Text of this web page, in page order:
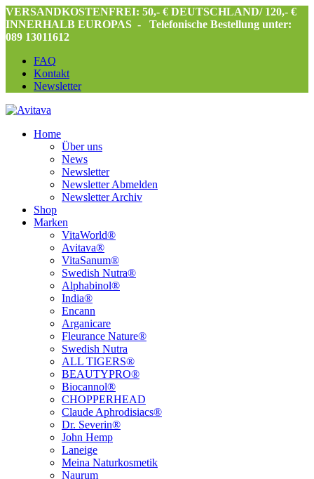
VERSANDKOSTENFREI: 50,- € DEUTSCHLAND/ 120,- €
INNERHALB EUROPAS -
Telefonische Bestellung unter:
089 13011612
FAQ
Kontakt
Newsletter
Home
Über uns
News
Newsletter
Newsletter Abmelden
Newsletter Archiv
Shop
Marken
VitaWorld®
Avitava®
VitaSanum®
Swedish Nutra®
Alphabinol®
India®
Encann
Arganicare
Fleurance Nature®
Swedish Nutra
ALL TIGERS®
BEAUTYPRO®
Biocannol®
CHOPPERHEAD
Claude Aphrodisiacs®
Dr. Severin®
John Hemp
Laneige
Meina Naturkosmetik
Naurum